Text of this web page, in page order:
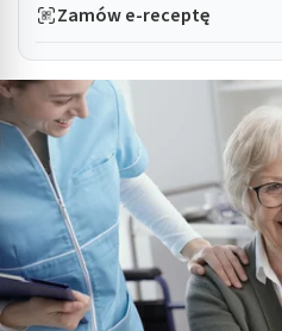
Zamów e-receptę